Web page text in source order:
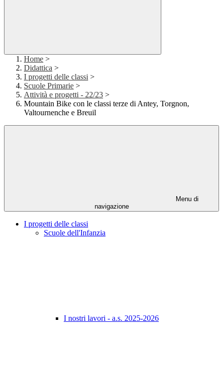
Home >
Didattica >
I progetti delle classi >
Scuole Primarie >
Attività e progetti - 22/23 >
Mountain Bike con le classi terze di Antey, Torgnon,
Valtournenche e Breuil
Menu di
navigazione
I progetti delle classi
Scuole dell'Infanzia
I nostri lavori - a.s. 2025-2026